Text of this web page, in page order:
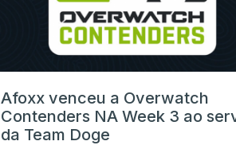
Afoxx venceu a Overwatch
Contenders NA Week 3 ao
da Team Doge